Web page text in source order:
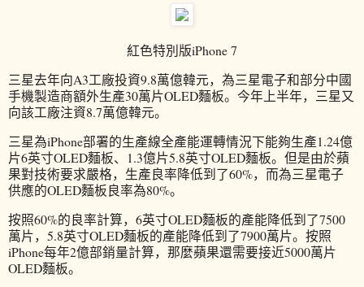
紅色特別版iPhone 7
三星去年向A3工廠投資9.8萬億韓元，為三星電子和部分中國
手機製造商額外生產30萬片OLED麵板。今年上半年，三星又
向該工廠注資8.7萬億韓元。
三星為iPhone部署的生產線全產能運轉情況下能夠生產1.24億
片6英寸OLED麵板、1.3億片5.8英寸OLED麵板。但是由於蘋
果對技術要求嚴格，生產良率降低到了60%，而為三星電子
供應的OLED麵板良率為80%。
按照60%的良率計算，6英寸OLED麵板的產能降低到了7500
萬片，5.8英寸OLED麵板的產能降低到了7900萬片。按照
iPhone每年2億部銷量計算，那麼蘋果還需要接近5000萬片
OLED麵板。